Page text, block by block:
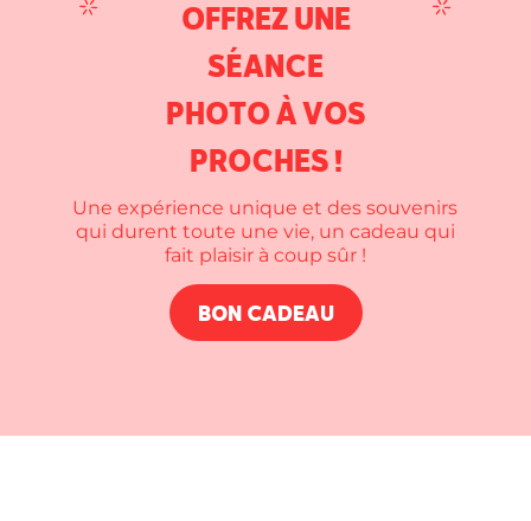
OFFREZ UNE
SÉANCE
PHOTO À VOS
PROCHES !
Une expérience unique et des souvenirs
qui durent toute une vie, un cadeau qui
fait plaisir à coup sûr !
BON CADEAU